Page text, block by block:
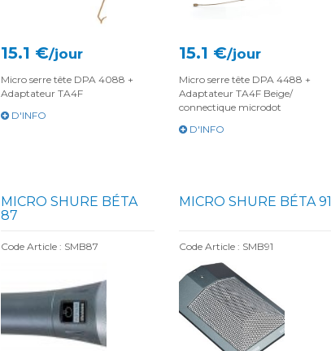
15.1 €/jour
Micro serre tête DPA 4088 +
Adaptateur TA4F
D'INFO
15.1 €/jour
Micro serre tête DPA 4488 +
Adaptateur TA4F Beige/
connectique microdot
D'INFO
MICRO SHURE BÉTA
87
Code Article : SMB87
MICRO SHURE BÉTA 91
Code Article : SMB91